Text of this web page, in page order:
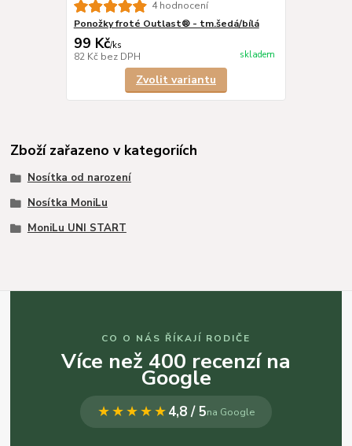
4 hodnocení
Ponožky froté Outlast® - tm.šedá/bílá
99 Kč/ks
82 Kč bez DPH skladem
Zvolit variantu
Zboží zařazeno v kategoriích
Nosítka od narození
Nosítka MoniLu
MoniLu UNI START
CO O NÁS ŘÍKAJÍ RODIČE
Více než 400 recenzí na
Google
★★★★★4,8 / 5na Google